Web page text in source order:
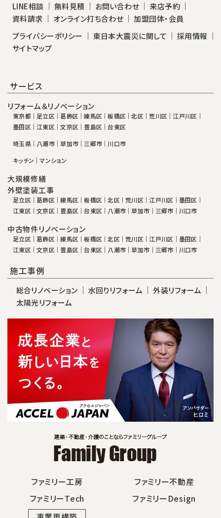
LINE相談
無料見積 お問い合わせ
来店予約
資料請求
オンライン打ち合わせ
加盟団体・会員
プライバシーポリシー
東日本大震災に関して
採用情報
サイトマップ
サービス
リフォーム＆リノベーション
東京都 足立区 葛飾区 練馬区 板橋区 北区 荒川区
江戸川区
墨田区
江東区 文京区 豊島区
台東区
埼玉県
八潮市 草加市 三郷市
川口市
キッチン
マンション
大規模修繕
外壁塗装工事
足立区 葛飾区 練馬区 板橋区 北区 荒川区 江戸川区
墨田区
江東区
文京区 豊島区 台東区 八潮市 草加市 三郷市 川口市
中古物件リノベーション
足立区 葛飾区 練馬区 板橋区 北区 荒川区 江戸川区
墨田区
江東区
文京区 豊島区 台東区 八潮市 草加市 三郷市 川口市
施工事例
総合リノベーション 水回りリフォーム
外装リフォーム
太陽光リフォーム
ファミリー工房
ファミリー不動産
ファミリーTech
ファミリーDesign